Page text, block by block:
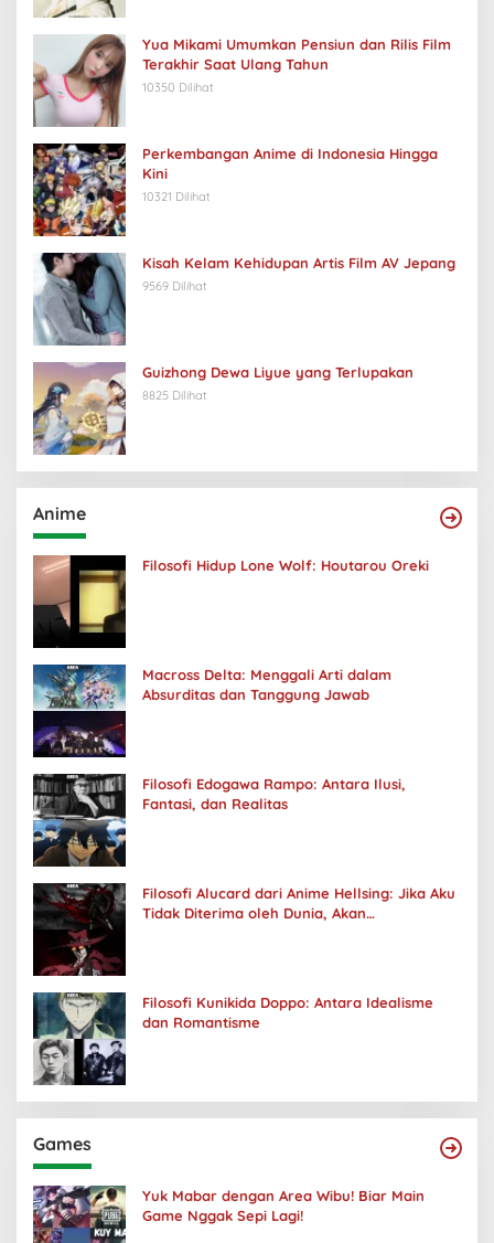
Yua Mikami Umumkan Pensiun dan Rilis Film
Terakhir Saat Ulang Tahun
10350 Dilihat
Perkembangan Anime di Indonesia Hingga
Kini
10321 Dilihat
Kisah Kelam Kehidupan Artis Film AV Jepang
9569 Dilihat
Guizhong Dewa Liyue yang Terlupakan
8825 Dilihat
Anime
Filosofi Hidup Lone Wolf: Houtarou Oreki
Macross Delta: Menggali Arti dalam
Absurditas dan Tanggung Jawab
Filosofi Edogawa Rampo: Antara Ilusi,
Fantasi, dan Realitas
Filosofi Alucard dari Anime Hellsing: Jika Aku
Tidak Diterima oleh Dunia, Akan
Filosofi Kunikida Doppo: Antara Idealisme
dan Romantisme
Games
Yuk Mabar dengan Area Wibu! Biar Main
Game Nggak Sepi Lagi!